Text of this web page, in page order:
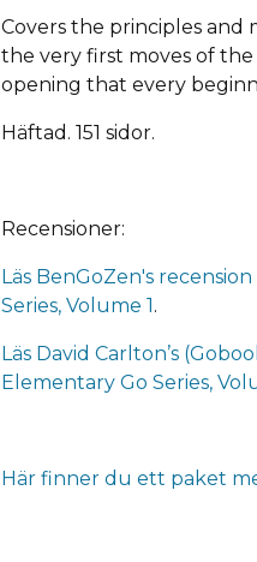
Covers the principles
the very first moves of
opening that every
Häftad. 151 sidor.
Recensioner:
Läs BenGoZen's
Series, Volume 1.
Läs David Carlton’s
Elementary Go Series,
Här finner du ett paket